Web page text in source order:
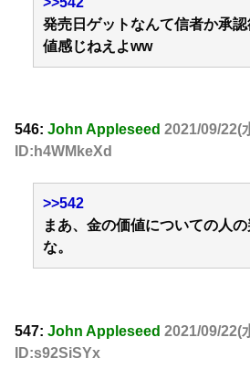
発売日ゲットなんて信者か承
値感じねえよww
546: John Appleseed 2021/09/22(
ID:h4WMkeXd
>>542
まあ、金の価値についての人
な。
547: John Appleseed 2021/09/22(
ID:s92SiSYx